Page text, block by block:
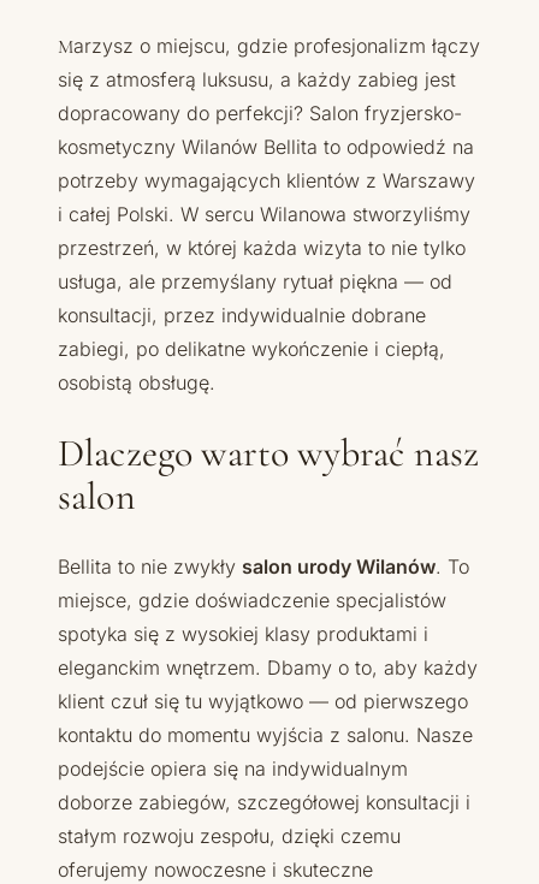
Marzysz o miejscu, gdzie profesjonalizm łączy
się z atmosferą luksusu, a każdy zabieg jest
dopracowany do perfekcji? Salon fryzjersko-
kosmetyczny Wilanów Bellita to odpowiedź na
potrzeby wymagających klientów z Warszawy
i całej Polski. W sercu Wilanowa stworzyliśmy
przestrzeń, w której każda wizyta to nie tylko
usługa, ale przemyślany rytuał piękna — od
konsultacji, przez indywidualnie dobrane
zabiegi, po delikatne wykończenie i ciepłą,
osobistą obsługę.
Dlaczego warto wybrać nasz
salon
Bellita to nie zwykły salon urody Wilanów. To
miejsce, gdzie doświadczenie specjalistów
spotyka się z wysokiej klasy produktami i
eleganckim wnętrzem. Dbamy o to, aby każdy
klient czuł się tu wyjątkowo — od pierwszego
kontaktu do momentu wyjścia z salonu. Nasze
podejście opiera się na indywidualnym
doborze zabiegów, szczegółowej konsultacji i
stałym rozwoju zespołu, dzięki czemu
oferujemy nowoczesne i skuteczne